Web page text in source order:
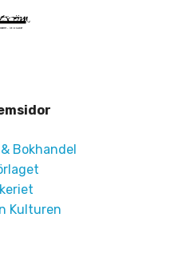
Bokhandel
Kulturen